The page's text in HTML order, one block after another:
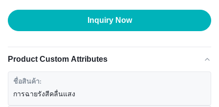
Inquiry Now
Product Custom Attributes
ชื่อสินค้า:
การฉายรังสีคลื่นแสง